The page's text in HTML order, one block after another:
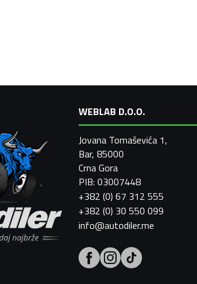
WEBLAB D.O.O.
Jovana Tomaševića 1,
Bar, 85000
Crna Gora
PIB: 03007448
+382 (0) 67 312 555
+382 (0) 30 550 099
info@autodiler.me